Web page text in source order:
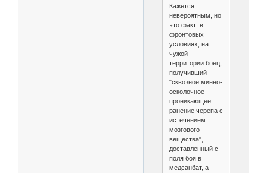
Кажется
невероятным, но
это факт: в
фронтовых
условиях, на
чужой
территории боец,
получивший
"сквозное минно-
осколочное
проникающее
ранение черепа с
истечением
мозгового
вещества",
доставленный с
поля боя в
медсанбат, а